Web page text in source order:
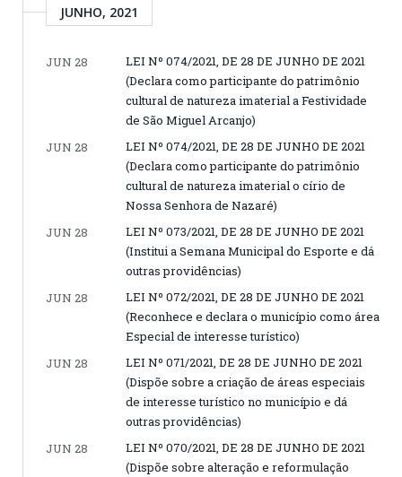
JUNHO, 2021
JUN 28
LEI Nº 074/2021, DE 28 DE JUNHO DE 2021
(Declara como participante do patrimônio
cultural de natureza imaterial a Festividade
de São Miguel Arcanjo)
JUN 28
LEI Nº 074/2021, DE 28 DE JUNHO DE 2021
(Declara como participante do patrimônio
cultural de natureza imaterial o círio de
Nossa Senhora de Nazaré)
JUN 28
LEI Nº 073/2021, DE 28 DE JUNHO DE 2021
(Institui a Semana Municipal do Esporte e dá
outras providências)
JUN 28
LEI Nº 072/2021, DE 28 DE JUNHO DE 2021
(Reconhece e declara o município como área
Especial de interesse turístico)
JUN 28
LEI Nº 071/2021, DE 28 DE JUNHO DE 2021
(Dispõe sobre a criação de áreas especiais
de interesse turístico no município e dá
outras providências)
JUN 28
LEI Nº 070/2021, DE 28 DE JUNHO DE 2021
(Dispõe sobre alteração e reformulação